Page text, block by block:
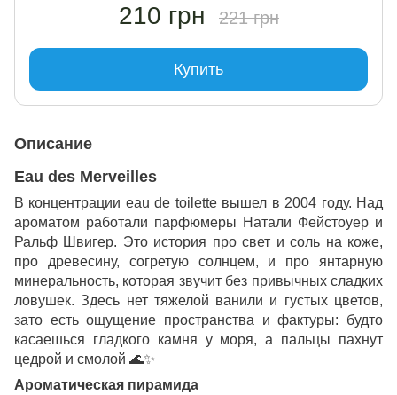
210 грн 221 грн
Купить
Описание
Eau des Merveilles
В концентрации eau de toilette вышел в 2004 году. Над
ароматом работали парфюмеры Натали Фейстоуер и
Ральф Швигер. Это история про свет и соль на коже,
про древесину, согретую солнцем, и про янтарную
минеральность, которая звучит без привычных сладких
ловушек. Здесь нет тяжелой ванили и густых цветов,
зато есть ощущение пространства и фактуры: будто
касаешься гладкого камня у моря, а пальцы пахнут
цедрой и смолой 🌊✨
Ароматическая пирамида